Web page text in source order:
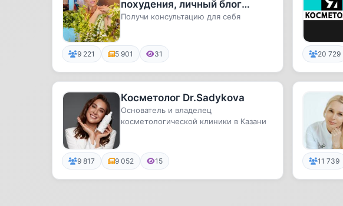
похудения, личный блог
врача
Получи консультацию для себя
9 221 5 901 31 20 729
Косметолог Dr.Sadykova
Основатель и владелец
косметологической клиники в Казани
9 817 9 052 15 11 739